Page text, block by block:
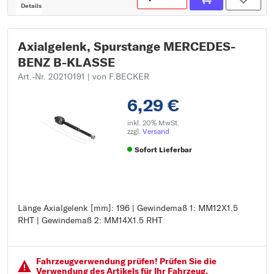
Details
Axialgelenk, Spurstange MERCEDES-
BENZ B-KLASSE
Art.-Nr. 20210191 | von F.BECKER
6,29 €
inkl. 20% MwSt.
zzgl. Versand
Sofort Lieferbar
Länge Axialgelenk [mm]: 196 | Gewindemaß 1: MM12X1.5
RHT | Gewindemaß 2: MM14X1.5 RHT
Länge Axialgelenk [mm]: 196
Gewindemaß 1: MM12X1.5 RHT
Fahrzeugver­wendung prüfen! Prüfen Sie die
Verwendung des Artikels für Ihr Fahrzeug.